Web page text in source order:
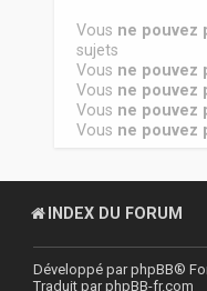
Vous ne pouvez
sujets
Vous ne pouvez
Vous ne pouvez
Vous ne pouvez
Vous ne pouvez
INDEX DU FORUM
Développé parphpBB®
Traduit parphpBB-fr.com